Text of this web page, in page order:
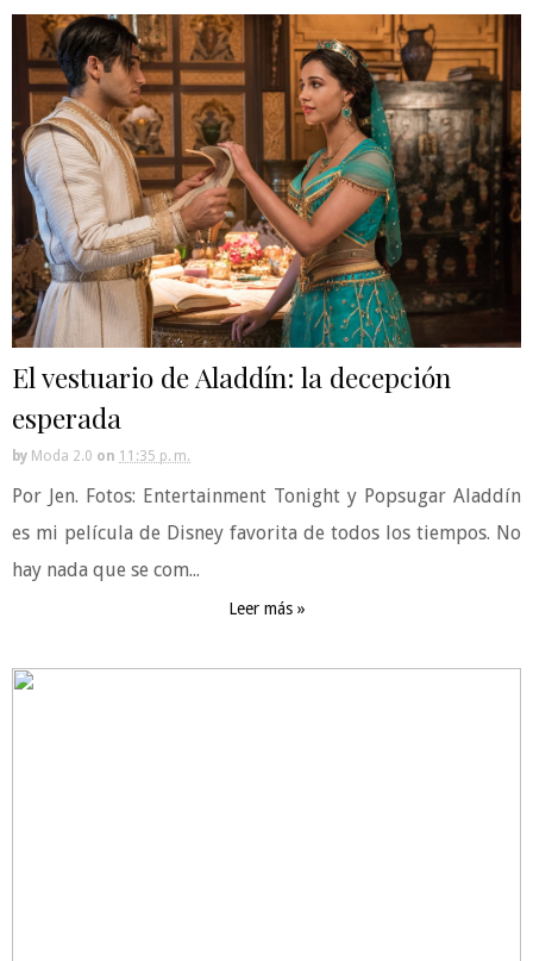
El vestuario de Aladdín: la decepción
esperada
by Moda 2.0 on 11:35 p. m.
Por Jen. Fotos: Entertainment Tonight y Popsugar Aladdín
es mi película de Disney favorita de todos los tiempos. No
hay nada que se com...
Leer más »